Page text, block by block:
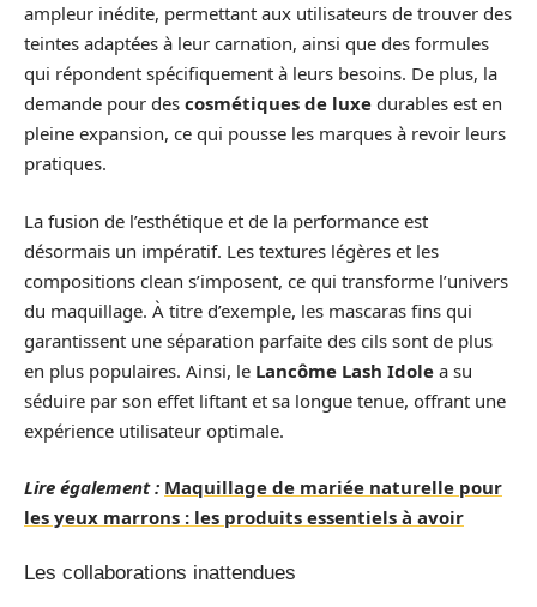
ampleur inédite, permettant aux utilisateurs de trouver des
teintes adaptées à leur carnation, ainsi que des formules
qui répondent spécifiquement à leurs besoins. De plus, la
demande pour des cosmétiques de luxe durables est en
pleine expansion, ce qui pousse les marques à revoir leurs
pratiques.
La fusion de l’esthétique et de la performance est
désormais un impératif. Les textures légères et les
compositions clean s’imposent, ce qui transforme l’univers
du maquillage. À titre d’exemple, les mascaras fins qui
garantissent une séparation parfaite des cils sont de plus
en plus populaires. Ainsi, le Lancôme Lash Idole a su
séduire par son effet liftant et sa longue tenue, offrant une
expérience utilisateur optimale.
Lire également : Maquillage de mariée naturelle pour
les yeux marrons : les produits essentiels à avoir
Les collaborations inattendues